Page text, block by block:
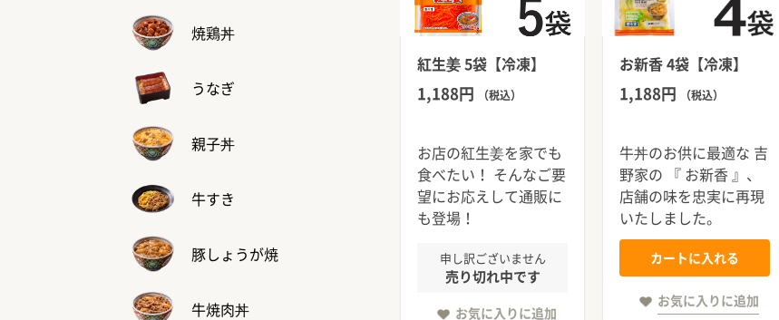
焼鶏丼
うなぎ
親子丼
牛すき
豚しょうが焼
牛焼肉丼
紅生姜 5袋【冷凍】
1,188円 （税込）
お店の紅生姜を家でも
食べたい！ そんなご要
望にお応えして通販に
も登場！
申し訳ございません
売り切れ中です
お気に入りに追加
お新香 4袋【冷凍】
1,188円 （税込）
牛丼のお供に最適な 吉
野家の 『 お新香 』、
店舗の味を忠実に再現
いたしました。
カートに入れる
お気に入りに追加